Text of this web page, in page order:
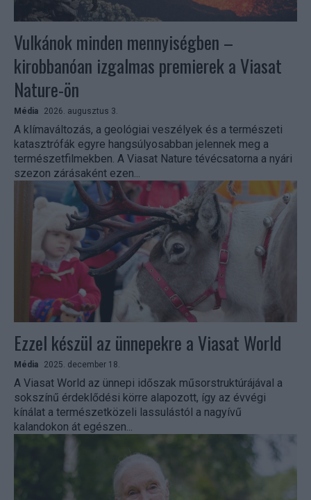
Vulkánok minden mennyiségben –
kirobbanóan izgalmas premierek a Viasat
Nature-ön
Média 2026. augusztus 3.
A klímaváltozás, a geológiai veszélyek és a természeti
katasztrófák egyre hangsúlyosabban jelennek meg a
természetfilmekben. A Viasat Nature tévécsatorna a nyári
szezon zárásaként ezen...
Ezzel készül az ünnepekre a Viasat World
Média 2025. december 18.
A Viasat World az ünnepi időszak műsorstruktúrájával a
sokszínű érdeklődési körre alapozott, így az évvégi
kínálat a természetközeli lassulástól a nagyívű
kalandokon át egészen...